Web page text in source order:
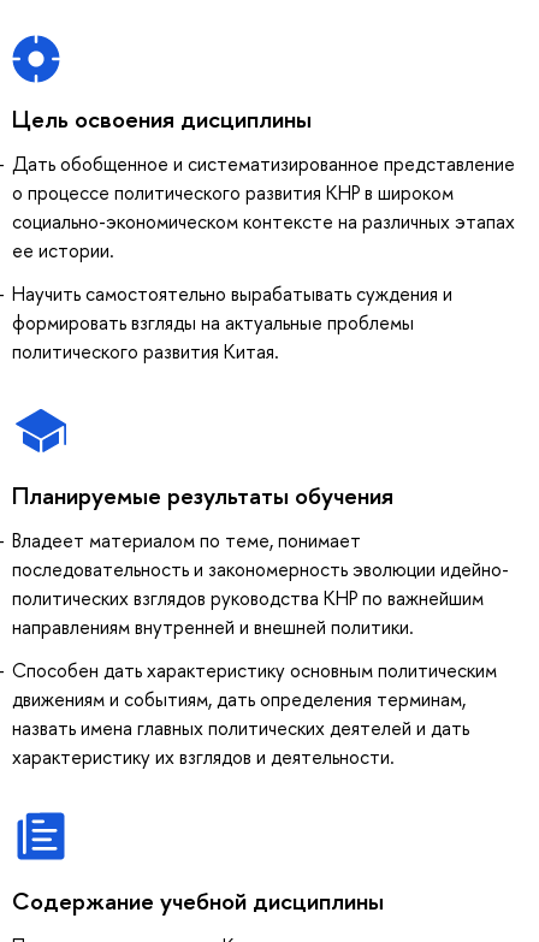
Цель освоения дисциплины
Дать обобщенное и систематизированное представление
о процессе политического развития КНР в широком
социально-экономическом контексте на различных этапах
ее истории.
Научить самостоятельно вырабатывать суждения и
формировать взгляды на актуальные проблемы
политического развития Китая.
Планируемые результаты обучения
Владеет материалом по теме, понимает
последовательность и закономерность эволюции идейно-
политических взглядов руководства КНР по важнейшим
направлениям внутренней и внешней политики.
Способен дать характеристику основным политическим
движениям и событиям, дать определения терминам,
назвать имена главных политических деятелей и дать
характеристику их взглядов и деятельности.
Содержание учебной дисциплины